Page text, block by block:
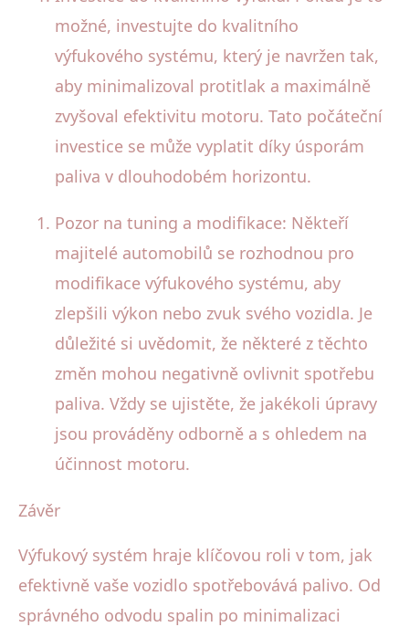
možné, investujte do kvalitního
výfukového systému, který je navržen tak,
aby minimalizoval protitlak a maximálně
zvyšoval efektivitu motoru. Tato počáteční
investice se může vyplatit díky úsporám
paliva v dlouhodobém horizontu.
Pozor na tuning a modifikace: Někteří
majitelé automobilů se rozhodnou pro
modifikace výfukového systému, aby
zlepšili výkon nebo zvuk svého vozidla. Je
důležité si uvědomit, že některé z těchto
změn mohou negativně ovlivnit spotřebu
paliva. Vždy se ujistěte, že jakékoli úpravy
jsou prováděny odborně a s ohledem na
účinnost motoru.
Závěr
Výfukový systém hraje klíčovou roli v tom, jak
efektivně vaše vozidlo spotřebovává palivo. Od
správného odvodu spalin po minimalizaci